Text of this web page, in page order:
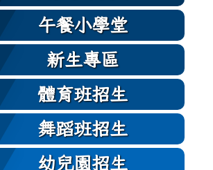
午餐小學堂
新生專區
體育班招生
舞蹈班招生
幼兒園招生